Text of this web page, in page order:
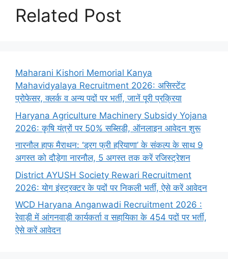
Related Post
Maharani Kishori Memorial Kanya
Mahavidyalaya Recruitment 2026: असिस्टेंट
प्रोफेसर, क्लर्क व अन्य पदों पर भर्ती, जानें पूरी प्रक्रिया
Haryana Agriculture Machinery Subsidy Yojana
2026: कृषि यंत्रों पर 50% सब्सिडी, ऑनलाइन आवेदन शुरू
नारनौल हाफ मैराथन: ‘ड्रग फ्री हरियाणा’ के संकल्प के साथ 9
अगस्त को दौड़ेगा नारनौल, 5 अगस्त तक करें रजिस्ट्रेशन
District AYUSH Society Rewari Recruitment
2026: योग इंस्ट्रक्टर के पदों पर निकली भर्ती, ऐसे करें आवेदन
WCD Haryana Anganwadi Recruitment 2026 :
रेवाड़ी में आंगनवाड़ी कार्यकर्ता व सहायिका के 454 पदों पर भर्ती,
ऐसे करें आवेदन